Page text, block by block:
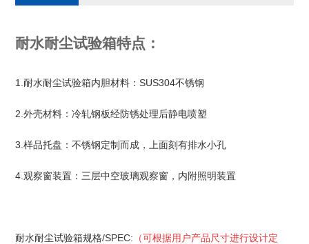
耐水耐尘试验箱特点：
1.耐水耐尘试验箱内胆材料： SUS304不锈钢
2.外壳材料：冷轧钢板经防锈处理后静电喷塑
3.样品托盘：不锈钢定制而成，上面刻有排水小孔
4.观察窗装置：三层中空玻璃观察窗，内附照明装置
耐水耐尘试验箱规格/SPEC: （可根据用户产品尺寸进行设计定